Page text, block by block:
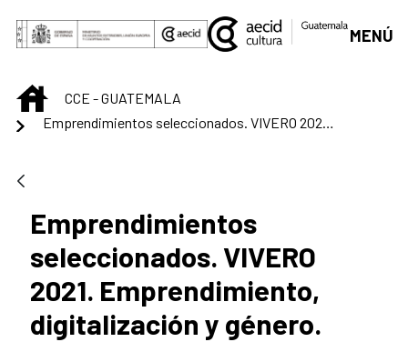
Skip to Main Content
MENÚ
INICIOCCE - GUATEMALA
Emprendimientos
seleccionados. VIVERO
2021. Emprendimiento,
digitalización y género.